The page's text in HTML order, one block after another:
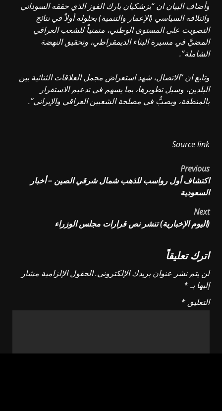
وأضاف البيان ان “بزشكيان بارك الفوز الذي حققه السوداني
وائتلافه السياسي (الإعمار والتنمية) بحلوله أولاً في نتائج
التصويت على المستوى الوطني، متمنياً للشعب العراقي
المضيَّ في مسيرة البناء الديمقراطي، وتحقيق النهضة
الشاملة”.
وتابع ان “الاتصال، شهد استعراض مجمل العلاقات الثنائية بين
البلدين، وسبل تطويرها، بما يسهم في تدعيم الاستقرار
بالمنطقة، ويصبُّ في مصلحة الشعبين العراقي والإيراني”.
Source link
Post
navigation
Previous
اكتشاف أول رواسب للذهب شمال شرقي الصين – أخبار
السعودية
Next
(اليوم الإخبارية) تنشر نص قرارات مجلس الوزراء
اترك تعليقاً
لن يتم نشر عنوان بريدك الإلكتروني.الحقول الإلزامية مشار
إليها بـ*
التعليق *